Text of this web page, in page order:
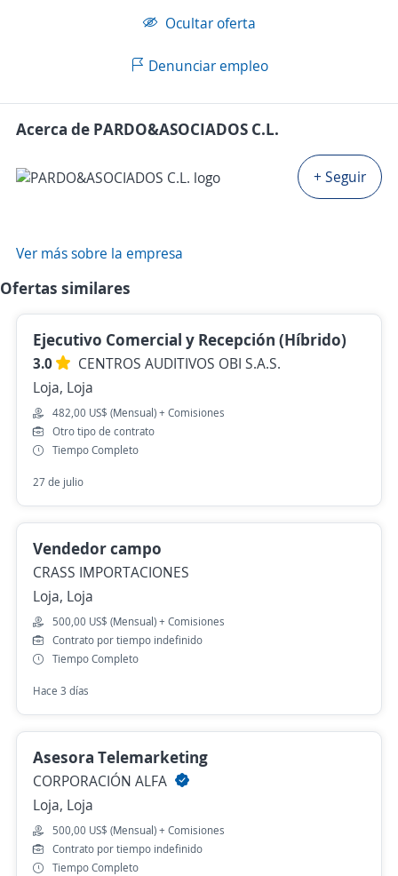
Ocultar oferta
Denunciar empleo
Acerca de PARDO&ASOCIADOS C.L.
+ Seguir
Ver más sobre la empresa
Ofertas similares
Ejecutivo Comercial y Recepción (Híbrido)
3.0
CENTROS AUDITIVOS OBI S.A.S.
Loja, Loja
482,00 US$ (Mensual) + Comisiones
Otro tipo de contrato
Tiempo Completo
27 de julio
Vendedor campo
CRASS IMPORTACIONES
Loja, Loja
500,00 US$ (Mensual) + Comisiones
Contrato por tiempo indefinido
Tiempo Completo
Hace 3 días
Asesora Telemarketing
CORPORACIÓN ALFA
Loja, Loja
500,00 US$ (Mensual) + Comisiones
Contrato por tiempo indefinido
Tiempo Completo